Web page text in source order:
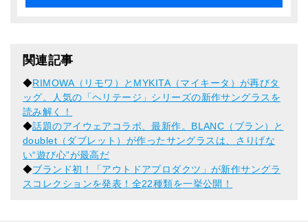
関連記事
◆RIMOWA（リモワ）とMYKITA（マイキータ）が再びタ
ッグ。人気の「ヘリテージ」シリーズの新作サングラスを
読み解く！
◆話題のアイウェアコラボ、最新作。BLANC（ブラン）と
doublet（ダブレット）が作ったサングラスは、さりげな
い“遊び心”が最高だ
◆ブランド初！「アウトドアプロダクツ」が新作サングラ
スコレクションを発表！全22種類を一挙公開！